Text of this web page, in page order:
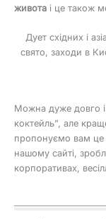
живота і це також
Дует східних і
свято, заходи в
Можна дуже довго і
коктейль”, але
пропонуємо вам це
нашому сайті,
корпоративах,